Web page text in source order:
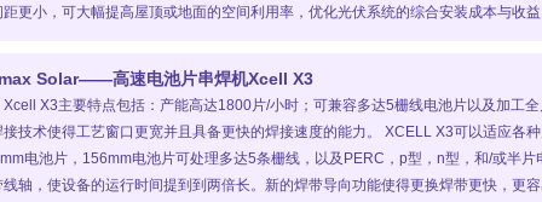
距更小，可大幅提高屋顶或地面的空间利用率，优化光伏系统的综合安装成本与收
Solar——高速电池片串焊机Xcell X3
Xcell X3主要特点包括：产能高达1800片/小时；可兼容多达5栅线电池片以及加工
接技术使得工艺窗口更宽并且具备更快的焊接速度的能力。 XCELL X3可以适应各
电池片，156mm电池片可处理多达5条栅线，以及PERC，p型，n型，和/或半
线轴，使设备的运行时间提到到两倍长。新的焊带导向功能使得更换焊带更快，更